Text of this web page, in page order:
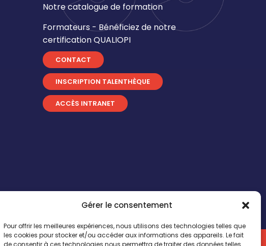
Gérer le consentement
Pour offrir les meilleures expériences, nous utilisons des technologies telles que
les cookies pour stocker et/ou accéder aux informations des appareils. Le fait
de consentir à ces technologies nous permettra de traiter des données telles
Notre catalogue de formation
Formateurs - Bénéficiez de notre
certification QUALIOPI
CONTACT
INSCRIPTION TALENTHÈQUE
ACCÈS INTRANET
| Réalisation byComwell